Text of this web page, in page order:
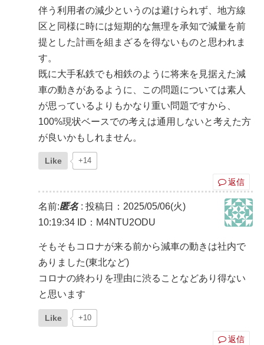
伴う利用者の減少というのは避けられず、地方線
区と同様に時には短期的な無理を承知で減量を前
提とした計画を組まざるを得ないものと思われま
す。
既に大手私鉄でも相鉄のように将来を見据えた減
車の動きがあるように、この問題については素人
が思っているよりもかなり重い問題ですから、
100%現状ベースでの考えは通用しないと考えた方
が良いかもしれません。
Like +14
返信
名前:匿名: 投稿日：2025/05/06(火)
10:19:34 ID：M4NTU2ODU
そもそもコロナが来る前から減車の動きは社内で
ありました(東北など)
コロナの終わりを理由に渋ることなどあり得ない
と思います
Like +10
返信